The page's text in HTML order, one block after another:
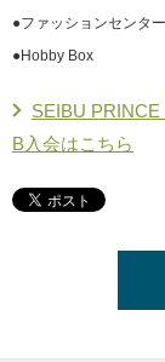
●ファッションセンタ
●Hobby Box
SEIBU
B入会はこちら